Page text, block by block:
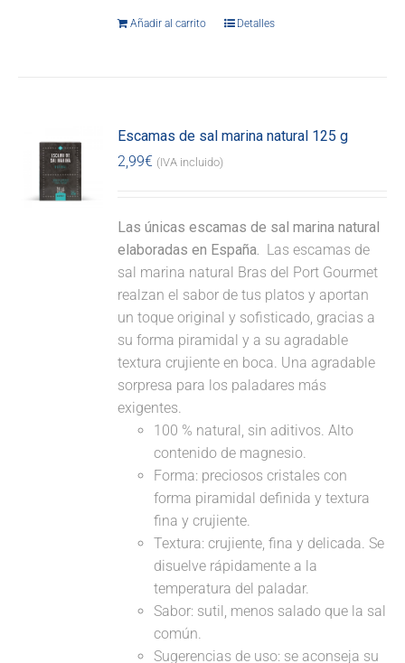
Añadir al carrito Detalles
Escamas de sal marina natural 125 g
2,99€ (IVA incluido)
Las únicas escamas de sal marina natural
elaboradas en España. Las escamas de
sal marina natural Bras del Port Gourmet
realzan el sabor de tus platos y aportan
un toque original y sofisticado, gracias a
su forma piramidal y a su agradable
textura crujiente en boca. Una agradable
sorpresa para los paladares más
exigentes.
100 % natural, sin aditivos. Alto
contenido de magnesio.
Forma: preciosos cristales con
forma piramidal definida y textura
fina y crujiente.
Textura: crujiente, fina y delicada. Se
disuelve rápidamente a la
temperatura del paladar.
Sabor: sutil, menos salado que la sal
común.
Sugerencias de uso: se aconseja su